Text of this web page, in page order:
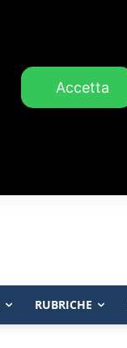
RUBRICHE
Accetta